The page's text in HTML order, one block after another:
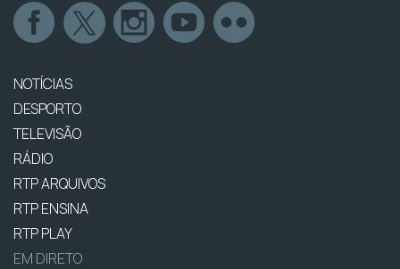
NOTÍCIAS
DESPORTO
TELEVISÃO
RÁDIO
RTP ARQUIVOS
RTP ENSINA
RTP PLAY
EM DIRETO